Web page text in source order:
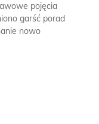
pojęcia
garść porad
nowo